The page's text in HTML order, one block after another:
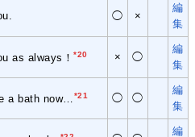
◯ ×
編
集
as always！*20 × ◯
編
集
a bath now…*21 ◯ ◯
編
集
編